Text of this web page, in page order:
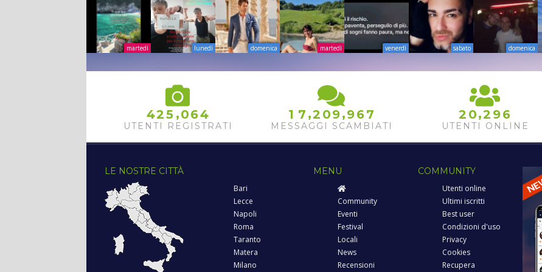
martedì lunedì domenica martedì venerdì sabato domenica
425 ,064
UTENTI REGISTRATI
1 7 ,2 09,967
MESSAGGI SCAMBIATI
2 0,2 96
UTENTI ONLINE
LE NOSTRE CITTÀ
Bari
Lecce
Napoli
Roma
Taranto
Matera
Milano
MENU
Community
Eventi
Festival
Locali
News
Recensioni
COMMUNITY
Utenti online
Ultimi iscritti
Best user
Condizioni d'uso
Privacy
Cookies
Recupera